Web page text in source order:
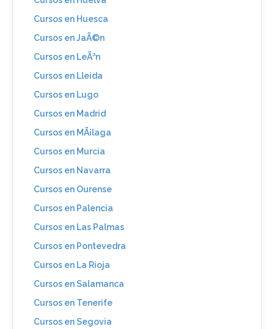
Cursos en Huesca
Cursos en JaÃ©n
Cursos en LeÃ³n
Cursos en Lleida
Cursos en Lugo
Cursos en Madrid
Cursos en MÃ¡laga
Cursos en Murcia
Cursos en Navarra
Cursos en Ourense
Cursos en Palencia
Cursos en Las Palmas
Cursos en Pontevedra
Cursos en La Rioja
Cursos en Salamanca
Cursos en Tenerife
Cursos en Segovia